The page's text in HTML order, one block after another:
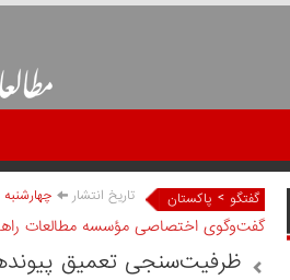
گفتگو > پاکستان تاریخ انتشار چهارشنبه ۲۱ شهريور ۱۴۰۳ ساعت ۱۱:۱۹
گفت‌وگوی اختصاصی مؤسسه مطالعات
ظرفیت‌سنجی تعمیق